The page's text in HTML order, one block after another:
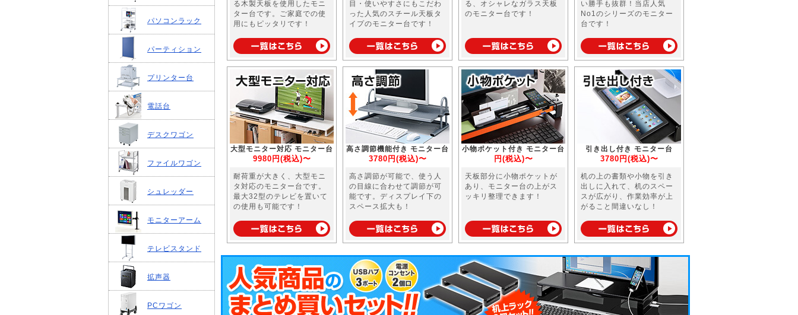
パソコンラック
パーティション
プリンター台
電話台
デスクワゴン
ファイルワゴン
シュレッダー
モニターアーム
テレビスタンド
拡声器
PCワゴン
る木製天板を使用したモニ
ター台です。ご家庭での使
用にもピッタリです！
目・使いやすさにもこだわ
った人気のスチール天板タ
イプのモニター台です！
る、オシャレなガラス天板
のモニター台です！
い勝手も抜群！当店人気
No1のシリーズのモニター
台です！
大型モニター対応 モニター台
9980円(税込)〜
耐荷重が大きく、大型モニ
タ対応のモニター台です。
最大32型のテレビを置いて
の使用も可能です！
高さ調節機能付き モニター台
3780円(税込)〜
高さ調節が可能で、使う人
の目線に合わせて調節が可
能です。ディスプレイ下の
スペース拡大も！
小物ポケット付き モニター台
円(税込)〜
天板部分に小物ポケットが
あり、モニター台の上がス
ッキリ整理できます！
引き出し付き モニター台
3780円(税込)〜
机の上の書類や小物を引き
出しに入れて、机のスペー
スが広がり、作業効率が上
がること間違いなし！